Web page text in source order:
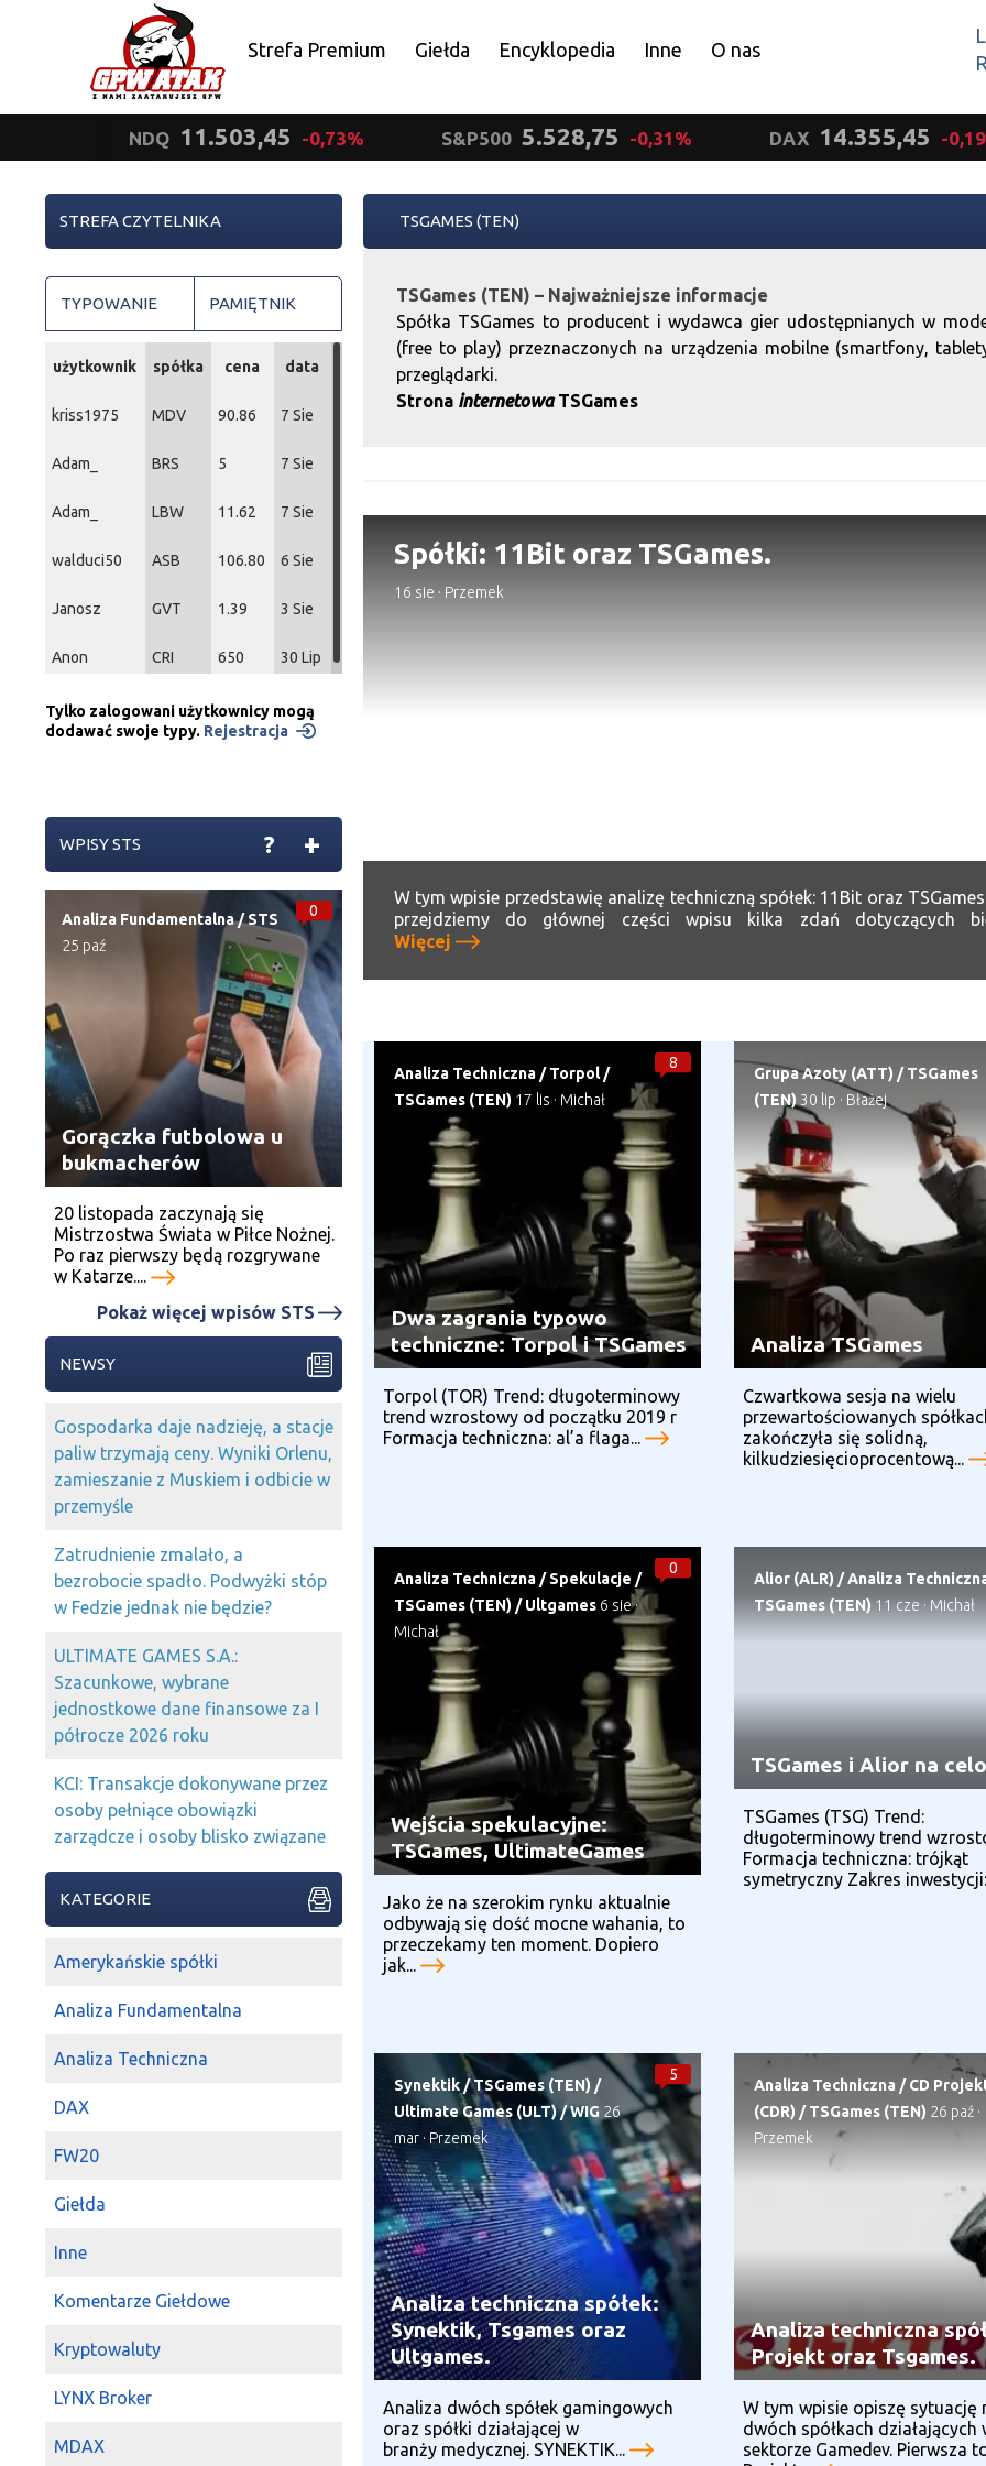
Strefa Premium Giełda Encyklopedia Inne O nas
NDQ 11.503,45 -0,73% S&P500 5.528,75 -0,31% DAX 14.355,45 -
TSGAMES (TEN)
TSGames (TEN) – Najważniejsze informacje
Spółka TSGames to producent i wydawca gier udostępnianych w
(free to play) przeznaczonych na urządzenia mobilne (smartfony,
przeglądarki.
Strona internetowaTSGames
Spółki: 11Bit oraz TSGames.
16 sie · Przemek
W tym wpisie przedstawię analizę techniczną spółek: 11Bit oraz
przejdziemy do głównej części wpisu kilka zdań dotyczących
Więcej
8
Analiza Techniczna/Torpol/
TSGames (TEN) 17 lis · Michał
Dwa zagrania typowo
techniczne: Torpol i TSGames
Torpol (TOR) Trend: długoterminowy
trend wzrostowy od początku 2019 r
Formacja techniczna: al’a flaga...
Grupa Azoty (ATT) /TSGames
(TEN) 30 lip · Błażej
Analiza TSGames
Czwartkowa sesja na wielu
przewartościowanych
zakończyła się solidną,
kilkudziesięcioprocentową...
0
Analiza Techniczna/Spekulacje /
TSGames (TEN)/Ultgames 6 sie·
Michał
Wejścia spekulacyjne:
TSGames, UltimateGames
Jako że na szerokim rynku aktualnie
odbywają się dość mocne wahania, to
przeczekamy ten moment. Dopiero
jak...
Alior (ALR) /Analiza
TSGames (TEN) 11 cze · Michał
TSGames i Alior na
TSGames (TSG) Trend:
długoterminowy trend
Formacja techniczna: trójkąt
symetryczny Zakres
5
Synektik/TSGames (TEN) /
Ultimate Games (ULT)/WIG 26
mar · Przemek
Analiza techniczna spółek:
Synektik, Tsgames oraz
Ultgames.
Analiza dwóch spółek gamingowych
oraz spółki działającej w
branży medycznej. SYNEKTIK...
Analiza Techniczna /CD
(CDR) /TSGames (TEN) 26 paź ·
Przemek
Analiza techniczna
Projekt oraz Tsgames.
W tym wpisie opiszę sytuację
dwóch spółkach działających
sektorze Gamedev. Pierwsza
STREFA CZYTELNIKA
TYPOWANIE PAMIĘTNIK
użytkownik spółka cena data
kriss1975 MDV 90.86 7 Sie
Adam_ BRS 5 7 Sie
Adam_ LBW 11.62 7 Sie
walduci50 ASB 106.80 6 Sie
Janosz GVT 1.39 3 Sie
Anon CRI 650 30 Lip
Tylko zalogowani użytkownicy mogą
dodawać swoje typy. Rejestracja
WPISY STS +
?
0
Analiza Fundamentalna/STS
25 paź
Gorączka futbolowa u
bukmacherów
20 listopada zaczynają się
Mistrzostwa Świata w Piłce Nożnej.
Po raz pierwszy będą rozgrywane
w Katarze....
Pokaż więcej wpisów STS
NEWSY
Gospodarka daje nadzieję, a stacje
paliw trzymają ceny. Wyniki Orlenu,
zamieszanie z Muskiem i odbicie w
przemyśle
Zatrudnienie zmalało, a
bezrobocie spadło. Podwyżki stóp
w Fedzie jednak nie będzie?
ULTIMATE GAMES S.A.:
Szacunkowe, wybrane
jednostkowe dane finansowe za I
półrocze 2026 roku
KCI: Transakcje dokonywane przez
osoby pełniące obowiązki
zarządcze i osoby blisko związane
KATEGORIE
Amerykańskie spółki
Analiza Fundamentalna
Analiza Techniczna
DAX
FW20
Giełda
Inne
Komentarze Giełdowe
Kryptowaluty
LYNX Broker
MDAX